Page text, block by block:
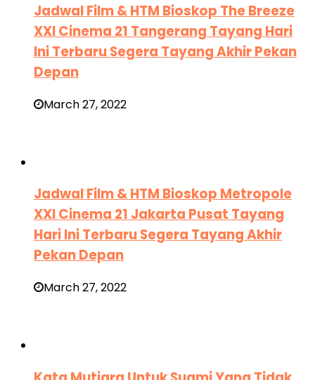
Jadwal Film & HTM Bioskop The Breeze
XXI Cinema 21 Tangerang Tayang Hari
Ini Terbaru Segera Tayang Akhir Pekan
Depan
March 27, 2022
Jadwal Film & HTM Bioskop Metropole
XXI Cinema 21 Jakarta Pusat Tayang
Hari Ini Terbaru Segera Tayang Akhir
Pekan Depan
March 27, 2022